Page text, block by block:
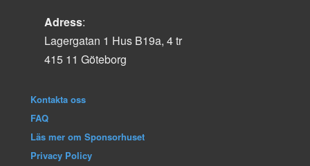
Adress:
Lagergatan 1 Hus B19a, 4 tr
415 11 Göteborg
Kontakta oss
FAQ
Läs mer om Sponsorhuset
Privacy Policy